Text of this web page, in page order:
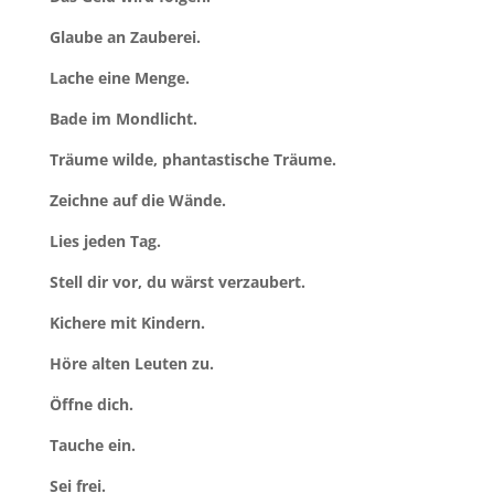
Glaube an Zauberei.
Lache eine Menge.
Bade im Mondlicht.
Träume wilde, phantastische Träume.
Zeichne auf die Wände.
Lies jeden Tag.
Stell dir vor, du wärst verzaubert.
Kichere mit Kindern.
Höre alten Leuten zu.
Öffne dich.
Tauche ein.
Sei frei.